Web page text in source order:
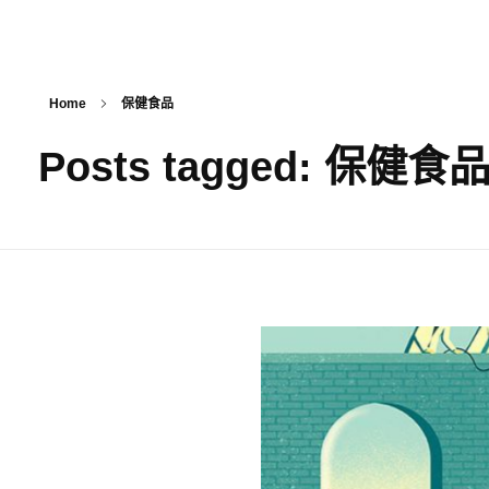
Home 保健食品
Posts tagged: 保健食品